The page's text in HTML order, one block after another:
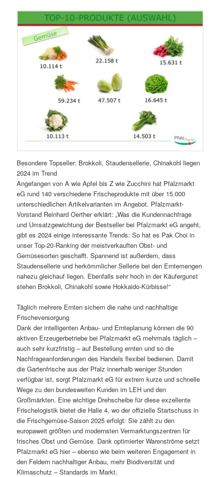
Besondere Topseller: Brokkoli, Staudensellerie, Chinakohl liegen
2024 im Trend
Angefangen von A wie Apfel bis Z wie Zucchini hat Pfalzmarkt
eG rund 140 verschiedene Frischeprodukte mit über 15.000
unterschiedlichen Artikelvarianten im Angebot. Pfalzmarkt-
Vorstand Reinhard Oerther erklärt: „Was die Kundennachfrage
und Umsatzgewichtung der Bestseller bei Pfalzmarkt eG angeht,
gibt es 2024 einige interessante Trends: So hat es Pak Choi in
unser Top-20-Ranking der meistverkauften Obst- und
Gemüsesorten geschafft. Spannend ist außerdem, dass
Staudensellerie und herkömmlicher Sellerie bei den Erntemengen
nahezu gleichauf liegen. Ebenfalls sehr hoch in der Käufergunst
stehen Brokkoli, Chinakohl sowie Hokkaido-Kürbisse!“
Täglich mehrere Ernten sichern die nahe und nachhaltige
Frischeversorgung
Dank der intelligenten Anbau- und Ernteplanung können die 90
aktiven Erzeugerbetriebe bei Pfalzmarkt eG mehrmals täglich –
auch sehr kurzfristig – auf Bestellung ernten und so die
Nachfrageanforderungen des Handels flexibel bedienen. Damit
die Gartenfrische aus der Pfalz innerhalb weniger Stunden
verfügbar ist, sorgt Pfalzmarkt eG für extrem kurze und schnelle
Wege zu den bundesweiten Kunden im LEH und den
Großmärkten. Eine wichtige Drehscheibe für diese exzellente
Frischelogistik bietet die Halle 4, wo der offizielle Startschuss in
die Frischgemüse-Saison 2025 erfolgt: Sie zählt zu den
europaweit größten und modernsten Vermarktungszentren für
frisches Obst und Gemüse. Dank optimierter Warenströme setzt
Pfalzmarkt eG hier – ebenso wie beim weiteren Engagement in
den Feldern nachhaltiger Anbau, mehr Biodiversität und
Klimaschutz – Standards im Markt.